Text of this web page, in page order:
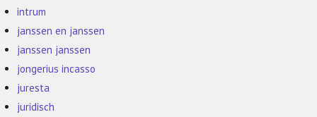
intrum
janssen en janssen
janssen janssen
jongerius incasso
juresta
juridisch